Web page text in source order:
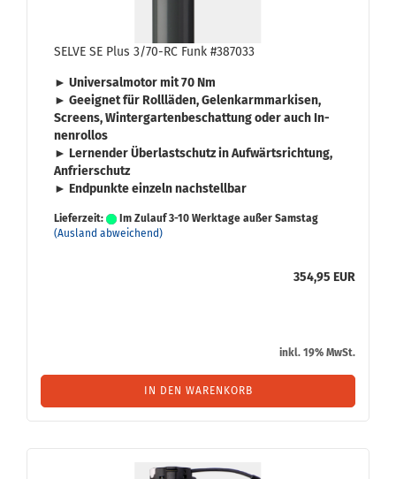
SELVE SE Plus 3/70-RC Funk #387033
► Uni­ver­sal­mo­tor mit70 Nm
► Ge­eig­net für Roll­lä­den,Ge­lenk­arm­mar­ki­sen,
Screens,Win­ter­gar­ten­be­schat­tungoder auch In­
nen­rol­los
► Ler­nen­derÜber­last­schutzin Auf­wärts­rich­tung,
An­frier­schutz
► End­punk­te ein­zeln nach­stell­bar
Lieferzeit:
Im Zulauf 3-10 Werktage außer Samstag
(Ausland abweichend)
354,95 EUR
inkl. 19% MwSt.
IN DEN WARENKORB